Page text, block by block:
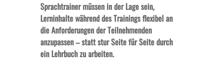
Sprachtrainer müssen in der Lage sein,
Lerninhalte während des Trainings flexibel an
die Anforderungen der Teilnehmenden
anzupassen – statt stur Seite für Seite durch
ein Lehrbuch zu arbeiten.